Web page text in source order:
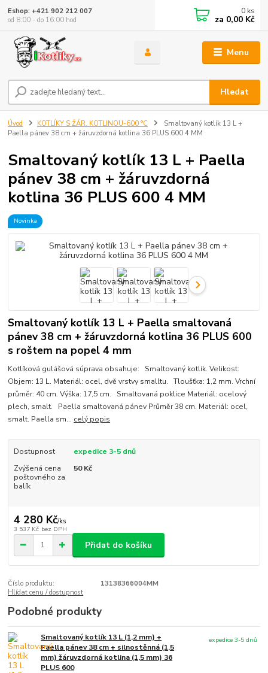
Menu
Hledat
Eshop: +421 902 212 007
od 8:00 - do 16:00 hod
0 ks
za 0,00 Kč
Úvod KOTLÍKY S ŽÁR. KOTLINOU-600 °C
Smaltovaný kotlík 13 L +
Paella pánev 38 cm + žáruvzdorná kotlina 36 PLUS 600 4 MM
Smaltovaný kotlík 13 L + Paella
pánev 38 cm + žáruvzdorná
kotlina 36 PLUS 600 4 MM
Novinka
Smaltovaný kotlík 13 L + Paella smaltovaná
pánev 38 cm + žáruvzdorná kotlina 36 PLUS 600
s roštem na popel 4 mm
Kotlíková gulášová súprava obsahuje: Smaltovaný kotlík. Velikost:
Objem: 13 L. Materiál: ocel, dvě vrstvy smalltu. Tloušťka: 1,2 mm. Vrchní
průměr: 40 cm. Výška: 17,5 cm. Smaltovaná poklice Materiál: ocelový
plech, smalt. Paella smaltovaná pánev Průměr 38 cm. Materiál: ocel,
smalt. Paella sm... celý popis
Dostupnost
expedice 3-5 dnů
Zvýšená cena
poštovného za
balík
50 Kč
4 280 Kč/ks
3 537 Kč bez DPH
Přidat do košíku
Číslo produktu:
13138366004MM
Hlídat cenu / dostupnost
Podobné produkty
Smaltovaný kotlík 13 L (1,2 mm) +
Paella pánev 38 cm + silnostěnná (1,5
mm) žáruvzdorná kotlina (1,5 mm) 36
PLUS 600
expedice 3-5 dnů